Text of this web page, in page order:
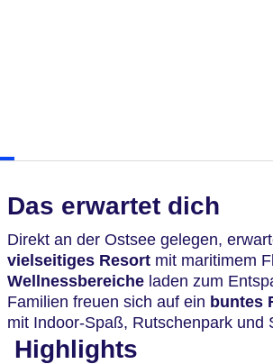
Das erwartet dich
Direkt an der Ostsee gelegen,
vielseitiges Resort mit maritimem
Wellnessbereiche laden zum
Familien freuen sich auf ein buntes
mit Indoor-Spaß, Rutschenpark und
Highlights